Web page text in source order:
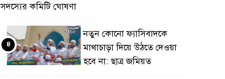
সদস্যের কমিটি ঘোষণা
নতুন কোনো ফ্যাসিবাদকে
মাথাচাড়া দিয়ে উঠতে দেওয়া
হবে না: ছাত্র জমিয়ত
৪